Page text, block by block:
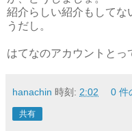
紹介らしい紹介もしてな
うだし。
はてなのアカウントとっ
hanachin 時刻: 2:02 0 件
共有